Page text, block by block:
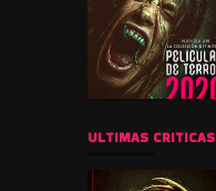
ULTIMAS CRITICAS